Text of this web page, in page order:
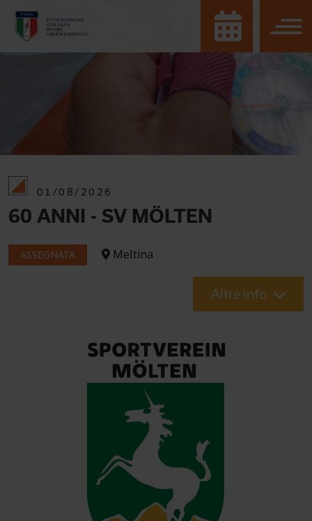
01/08/2026
60 ANNI - SV MÖLTEN
ASSEGNATA Meltina
Altre info